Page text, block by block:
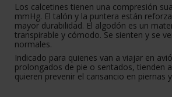
Los calcetines tienen una compresión
mmHg. El talón y la puntera están
mayor durabilidad. El algodón es un
transpirable y cómodo. Se sienten y se
normales.
Indicado para quienes van a viajar en
prolongados de pie o sentados, tienden
quieren prevenir el cansancio en piernas